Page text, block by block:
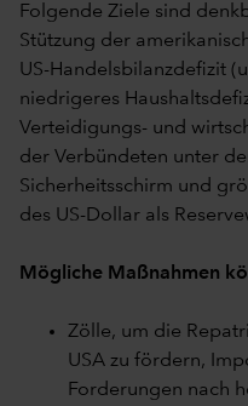
Folgende Ziele sind
Stützung der
US-Handelsbilanzdefizit
niedrigeres
Verteidigungs- und
der Verbündeten unter
Sicherheitsschirm und
des US-Dollar als
Mögliche Maßnahmen
Zölle, um die
USA zu fördern,
Forderungen nach